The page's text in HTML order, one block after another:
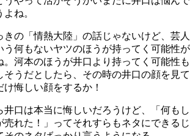
ね。
の「情熱大陸」の話じゃないけど、芸人
う何もないヤツのほうが持ってく可能性が
。河本のほうが井口より持ってく可能性も
そうだとしたら、その時の井口の顔を見て
悔しい顔をするか！
口は本当に悔しいだろうけど、「何もし
売れた！」ってそれすらもネタにできるじ